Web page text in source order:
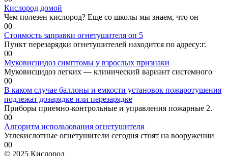
Кислород домой
Чем полезен кислород? Еще со школы мы знаем, что он
00
Стоимость заправки огнетушителя оп 5
Пункт перезарядки огнетушителей находится по адресу:г.
00
Муковисцидоз симптомы у взрослых признаки
Муковисцидоз легких — клинический вариант системного
00
В каком случае баллоны и емкости установок пожаротушения
подлежат дозарядке или перезарядке
Приборы приемно-контрольные и управления пожарные 2.
00
Алгоритм использования огнетушителя
Углекислотные огнетушители сегодня стоят на вооружении
00
© 2025 Кислород